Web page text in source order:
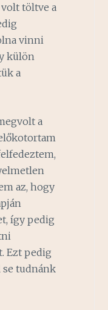
töltve a
vinni
külön
a
a
az, hogy
így pedig
Ezt pedig
se tudnánk